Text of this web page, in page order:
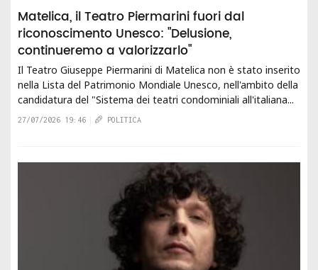
Matelica, il Teatro Piermarini fuori dal
riconoscimento Unesco: "Delusione,
continueremo a valorizzarlo"
Il Teatro Giuseppe Piermarini di Matelica non è stato inserito
nella Lista del Patrimonio Mondiale Unesco, nell'ambito della
candidatura del "Sistema dei teatri condominiali all'italiana...
27/07/2026 19:46 POLITICA